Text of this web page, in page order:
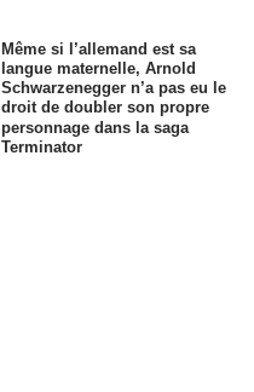
Même si l’allemand est sa
langue maternelle, Arnold
Schwarzenegger n’a pas eu le
droit de doubler son propre
personnage dans la saga
Terminator